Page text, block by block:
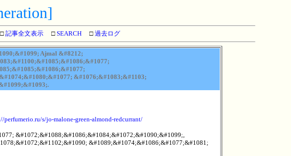
記事全文表示 □ SEARCH □ 過去ログ
Ajmal &#8212;
&#1076;&#1083;&#1103;
perfumerio.ru/s/jo-malone-green-almond-redcurrant/
&#1072;&#1088;&#1086;&#1084;&#1072;&#1090;&#1099;,
&#1089;&#1074;&#1086;&#1077;&#1081;